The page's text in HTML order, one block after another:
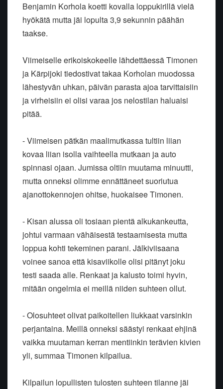
Benjamin Korhola koetti kovalla loppukirillä vielä
hyökätä mutta jäi lopulta 3,9 sekunnin päähän
taakse.
Viimeiselle erikoiskokeelle lähdettäessä Timonen
ja Kärpijoki tiedostivat takaa Korholan muodossa
lähestyvän uhkan, päivän parasta ajoa tarvittaisiin
ja virheisiin ei olisi varaa jos nelostilan haluaisi
pitää.
- Viimeisen pätkän maalimutkassa tultiin liian
kovaa liian isolla vaihteella mutkaan ja auto
spinnasi ojaan. Jumissa oltiin muutama minuutti,
mutta onneksi olimme ennättäneet suoriutua
ajanottokennojen ohitse, huokaisee Timonen.
- Kisan alussa oli tosiaan pientä alkukankeutta,
johtui varmaan vähäisestä testaamisesta mutta
loppua kohti tekeminen parani. Jälkiviisaana
voinee sanoa että kisaviikolle olisi pitänyt joku
testi saada alle. Renkaat ja kalusto toimi hyvin,
mitään ongelmia ei meillä niiden suhteen ollut.
- Olosuhteet olivat paikoitellen liukkaat varsinkin
perjantaina. Meillä onneksi säästyi renkaat ehjinä
vaikka muutaman kerran mentiinkin terävien kivien
yli, summaa Timonen kilpailua.
Kilpailun lopullisten tulosten suhteen tilanne jäi